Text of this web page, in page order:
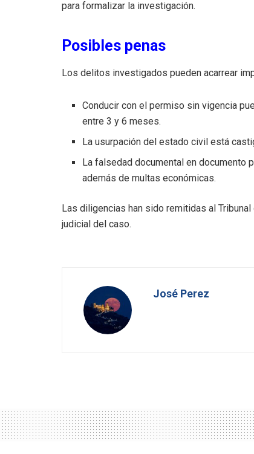
para formalizar la investigación.
Posibles penas
Los delitos investigados pueden acarrear
Conducir con el permiso sin vigencia
entre 3 y 6 meses.
La usurpación del estado civil está
La falsedad documental en documento
además de multas económicas.
Las diligencias han sido remitidas al
judicial del caso.
José Perez